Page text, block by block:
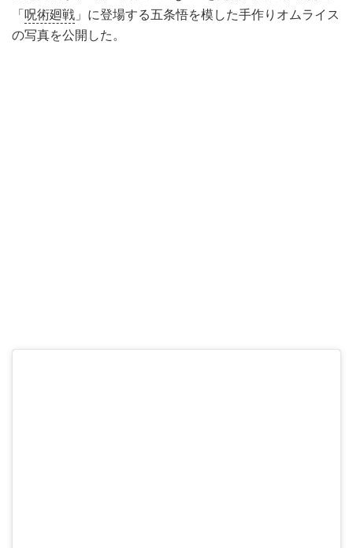
「 呪術廻戦 」に登場する五条悟を模した手作りオムライス
の写真を公開した。